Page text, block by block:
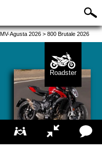
MV-Agusta 2026 > 800 Brutale 2026
Roadster